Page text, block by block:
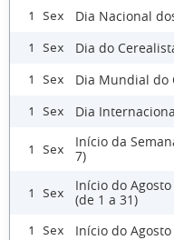
1 Sex Dia Nacional
1 Sex Dia do
1 Sex Dia Mundial do
1 Sex Dia
1 Sex
Início da
7)
1 Sex
Início do
(de 1 a 31)
1 Sex Início do